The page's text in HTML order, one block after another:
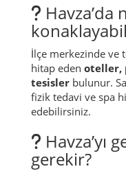
Havza’da
İlçe merkezinde ve
hitap eden oteller,
tesisler bulunur.
fizik tedavi ve spa
edebilirsiniz.
Havza’yı
gerekir?